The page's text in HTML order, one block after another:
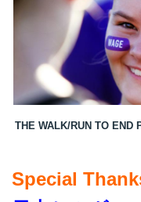
THE WALK/RUN TO END
Special